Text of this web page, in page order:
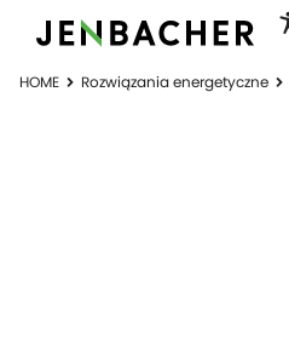
HOME Rozwiązania energetyczne